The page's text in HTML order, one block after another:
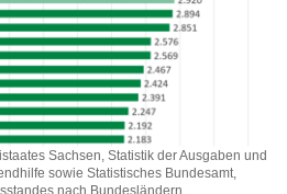
Sachsen, Statistik der Ausgaben und
sowie Statistisches Bundesamt,
nach Bundesländern,